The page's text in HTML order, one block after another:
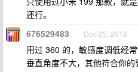
还行。
676529483 Dec 25, 2018
用过 360 的，敏感度调低经
垂直角度不大，其他符合你